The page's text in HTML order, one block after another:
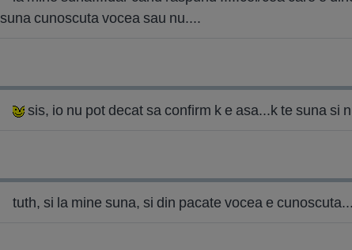
suna cunoscuta vocea sau nu....
sis, io nu pot decat sa confirm k e asa...k te suna si
tuth, si la mine suna, si din pacate vocea e